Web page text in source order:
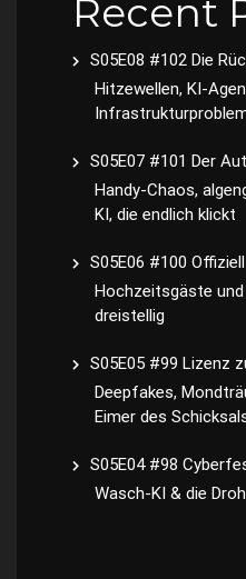
Recent
S05E08 #102 Die
Hitzewellen, KI-
S05E07 #101 Der
Handy-Chaos,
KI, die endlich klickt
S05E06 #100
Hochzeitsgäste und
dreistellig
S05E05 #99 Lizenz
Deepfakes,
Eimer des
S05E04 #98
Wasch-KI & die